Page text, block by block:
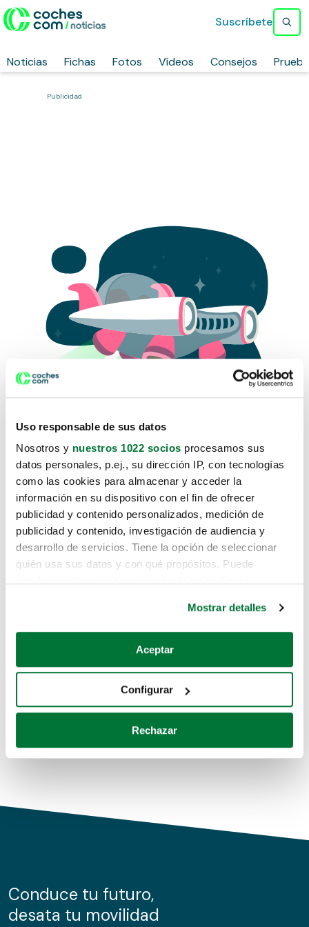
Uso responsable de sus datos
Nosotros y nuestros 1022 socios procesamos sus
datos personales, p.ej., su dirección IP, con tecnologías
como las cookies para almacenar y acceder la
información en su dispositivo con el fin de ofrecer
publicidad y contenido personalizados, medición de
publicidad y contenido, investigación de audiencia y
desarrollo de servicios. Tiene la opción de seleccionar
quién usa sus datos y con qué propósitos. Puede
Si lo permite, también quisiéramos:
Recopilar información sobre su ubicación geográfica
Identificar su dispositivo analizándolo activamente
para buscar características específicas (huellas
Obtenga más información sobre cómo se procesan sus
de cookies.
información sobre el uso que haga del sitio web con
nuestros partners de redes sociales, publicidad y análisis
Mostrar detalles
Aceptar
Configurar
Rechazar
Noticias Fichas Fotos Vídeos Consejos
Suscríbete
Publicidad
Lo sentimos, no sabemos como
te hemos traido hasta aquí.
Pero puedes encontrar el coche que estás
buscando en alguno de estos enlaces:
Coches de segunda mano
Coches de km0
Conduce tu futuro,
desata tu movilidad